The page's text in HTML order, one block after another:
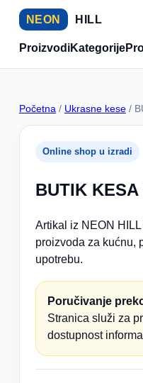
NEON HILL
ProizvodiKategorije
Početna / Ukrasne kese/
Online shop u izradi
BUTIK KESA
Artikal iz NEON
proizvoda za kućnu,
upotrebu.
Poručivanje
Stranica služi za
dostupnost